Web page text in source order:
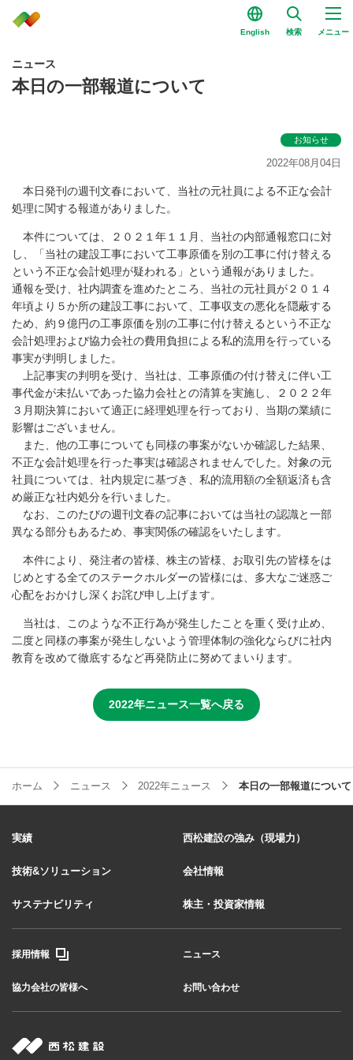
English 検索 メニュー
ニュース
本日の一部報道について
お知らせ
2022年08月04日
本日発刊の週刊文春において、当社の元社員による不正な会計
処理に関する報道がありました。
本件については、２０２１年１１月、当社の内部通報窓口に対
し、「当社の建設工事において工事原価を別の工事に付け替える
という不正な会計処理が疑われる」という通報がありました。
通報を受け、社内調査を進めたところ、当社の元社員が２０１４
年頃より５か所の建設工事において、工事収支の悪化を隠蔽する
ため、約９億円の工事原価を別の工事に付け替えるという不正な
会計処理および協力会社の費用負担による私的流用を行っている
事実が判明しました。
上記事実の判明を受け、当社は、工事原価の付け替えに伴い工
事代金が未払いであった協力会社との清算を実施し、２０２２年
３月期決算において適正に経理処理を行っており、当期の業績に
影響はございません。
また、他の工事についても同様の事案がないか確認した結果、
不正な会計処理を行った事実は確認されませんでした。対象の元
社員については、社内規定に基づき、私的流用額の全額返済も含
め厳正な社内処分を行いました。
なお、このたびの週刊文春の記事においては当社の認識と一部
異なる部分もあるため、事実関係の確認をいたします。
本件により、発注者の皆様、株主の皆様、お取引先の皆様をは
じめとする全てのステークホルダーの皆様には、多大なご迷惑ご
心配をおかけし深くお詫び申し上げます。
当社は、このような不正行為が発生したことを重く受け止め、
二度と同様の事案が発生しないよう管理体制の強化ならびに社内
教育を改めて徹底するなど再発防止に努めてまいります。
2022年ニュース一覧へ戻る
ホーム ニュース 2022年ニュース 本日の一部報道について
実績 西松建設の強み（現場力）
技術&ソリューション 会社情報
サステナビリティ 株主・投資家情報
採用情報 ニュース
協力会社の皆様へ お問い合わせ